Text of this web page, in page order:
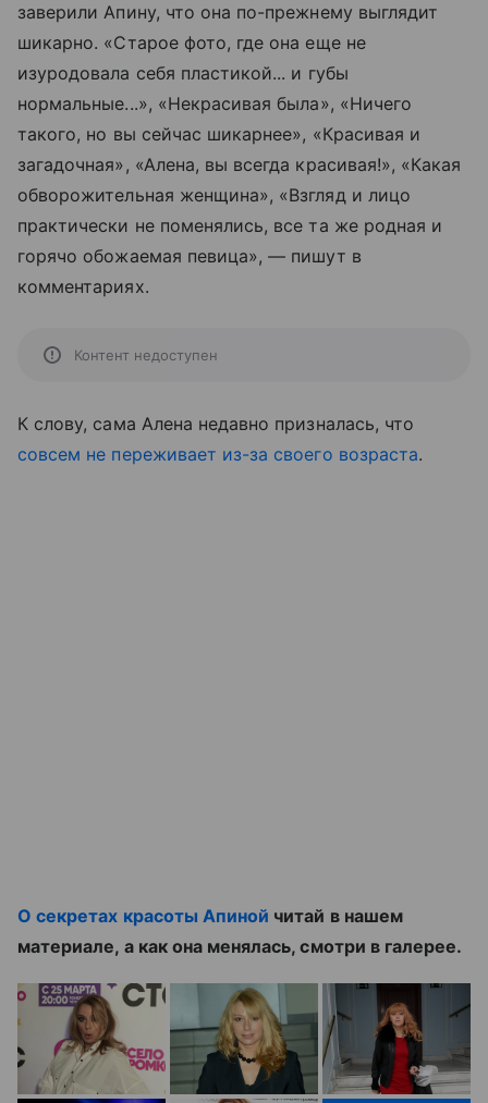
заверили Апину, что она по-прежнему выглядит
шикарно. «Старое фото, где она еще не
изуродовала себя пластикой... и губы
нормальные...», «Некрасивая была», «Ничего
такого, но вы сейчас шикарнее», «Красивая и
загадочная», «Алена, вы всегда красивая!», «Какая
обворожительная женщина», «Взгляд и лицо
практически не поменялись, все та же родная и
горячо обожаемая певица», — пишут в
комментариях.
Контент недоступен
К слову, сама Алена недавно призналась, что
совсем не переживает из-за своего возраста.
О секретах красоты Апиной читай в нашем
материале, а как она менялась, смотри в галерее.